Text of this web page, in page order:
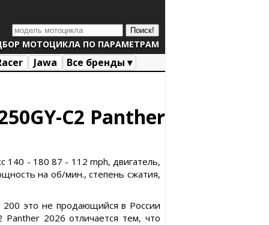
МОТОЦИКЛА ПО ПАРАМЕТРАМ
Jawa Все бренды ▾
C2 Panther
140 - 180 87 - 112 mph, двигатель,
на об/мин., степень сжатия,
200 это не продающийся в России
2026 отличается тем, что